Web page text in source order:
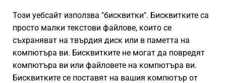
Този уебсайт използва "бисквитки". Бисквитките са
просто малки текстови файлове, които се
съхраняват на твърдия диск или в паметта на
компютъра ви. Бисквитките не могат да повредят
компютъра ви или файловете на компютъра ви.
Бисквитките се поставят на вашия компютър от